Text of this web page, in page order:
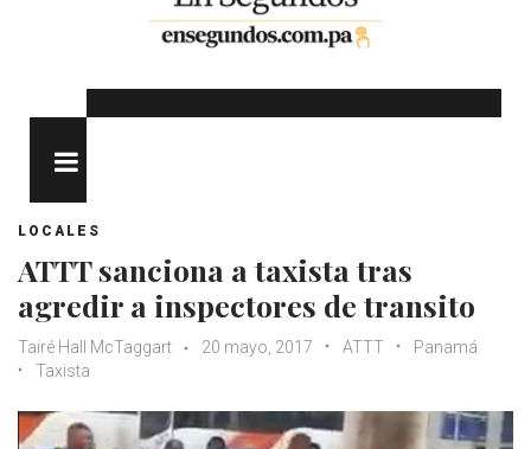
LOCALES
ATTT sanciona a taxista tras
agredir a inspectores de transito
Tairé Hall McTaggart 20 mayo, 2017 ATTT
Panamá
Taxista